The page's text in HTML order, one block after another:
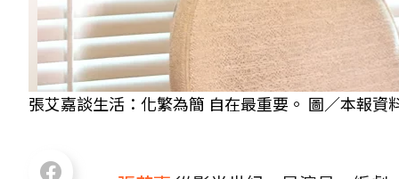
張艾嘉談生活：化繁為簡 自在最重要。 圖／本報資